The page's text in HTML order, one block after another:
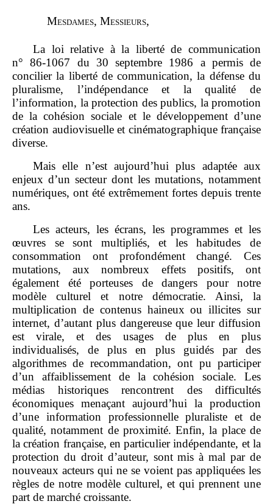
Mesdames, Messieurs,
La loi relative à la liberté de communication
n° 86‑1067 du 30 septembre 1986 a permis de
concilier la liberté de communication, la défense du
pluralisme, l’indépendance et la qualité de
l’information, la protection des publics, la promotion
de la cohésion sociale et le développement d’une
création audiovisuelle et cinématographique française
diverse.
Mais elle n’est aujourd’hui plus adaptée aux
enjeux d’un secteur dont les mutations, notamment
numériques, ont été extrêmement fortes depuis trente
ans.
Les acteurs, les écrans, les programmes et les
œuvres se sont multipliés, et les habitudes de
consommation ont profondément changé. Ces
mutations, aux nombreux effets positifs, ont
également été porteuses de dangers pour notre
modèle culturel et notre démocratie. Ainsi, la
multiplication de contenus haineux ou illicites sur
internet, d’autant plus dangereuse que leur diffusion
est virale, et des usages de plus en plus
individualisés, de plus en plus guidés par des
algorithmes de recommandation, ont pu participer
d’un affaiblissement de la cohésion sociale. Les
médias historiques rencontrent des difficultés
économiques menaçant aujourd’hui la production
d’une information professionnelle pluraliste et de
qualité, notamment de proximité. Enfin, la place de
la création française, en particulier indépendante, et la
protection du droit d’auteur, sont mis à mal par de
nouveaux acteurs qui ne se voient pas appliquées les
règles de notre modèle culturel, et qui prennent une
part de marché croissante.